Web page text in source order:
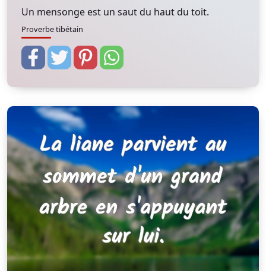
Un mensonge est un saut du haut du toit.
Proverbe tibétain